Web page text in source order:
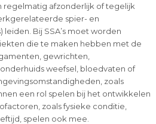
regelmatig afzonderlijk of tegelijk
spier- en
leiden. Bij SSA’s moet worden
die te maken hebben met de
gewrichten,
weefsel, bloedvaten of
zoals
een rol spelen bij het ontwikkelen
zoals fysieke conditie,
spelen ook mee.